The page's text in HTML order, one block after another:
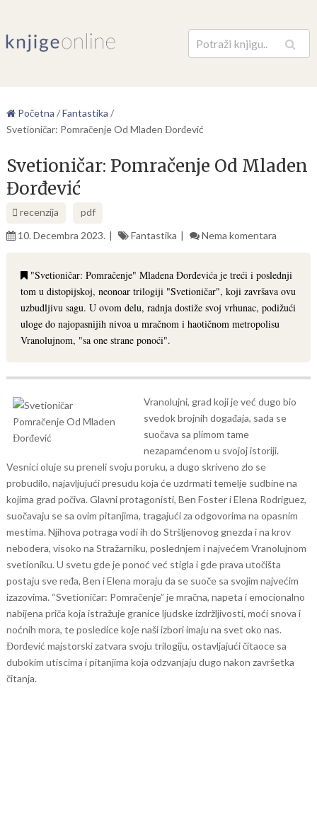
Pretraga
Početna /Fantastika /
Svetioničar: Pomračenje Od Mladen Đorđević
Svetioničar: Pomračenje Od Mladen
Đorđević
recenzija
pdf
10. Decembra 2023.
Fantastika Nema komentara
"Svetioničar: Pomračenje" Mladena Đorđevića je treći i poslednji
tom u distopijskoj, neonoar trilogiji "Svetioničar", koji završava ovu
uzbudljivu sagu. U ovom delu, radnja dostiže svoj vrhunac, podižući
uloge do najopasnijih nivoa u mračnom i haotičnom metropolisu
Vranolujnom, "sa one strane ponoći".
Vranolujni, grad koji je već dugo bio
svedok brojnih događaja, sada se
suočava sa plimom tame
nezapamćenom u svojoj istoriji.
Vesnici oluje su preneli svoju poruku, a dugo skriveno zlo se
probudilo, najavljujući presudu koja će uzdrmati temelje sudbine na
kojima grad počiva. Glavni protagonisti, Ben Foster i Elena Rodriguez,
suočavaju se sa ovim pitanjima, tragajući za odgovorima na opasnim
mestima. Njihova potraga vodi ih do Stršljenovog gnezda i na krov
nebodera, visoko na Stražarniku, poslednjem i najvećem Vranolujnom
svetioniku. U svetu gde je ponoć već stigla i gde prava utočišta
postaju sve ređa, Ben i Elena moraju da se suoče sa svojim najvećim
izazovima. “Svetioničar: Pomračenje” je mračna, napeta i emocionalno
nabijena priča koja istražuje granice ljudske izdržljivosti, moći snova i
noćnih mora, te posledice koje naši izbori imaju na svet oko nas.
Đorđević majstorski zatvara svoju trilogiju, ostavljajući čitaoce sa
dubokim utiscima i pitanjima koja odzvanjaju dugo nakon završetka
čitanja.